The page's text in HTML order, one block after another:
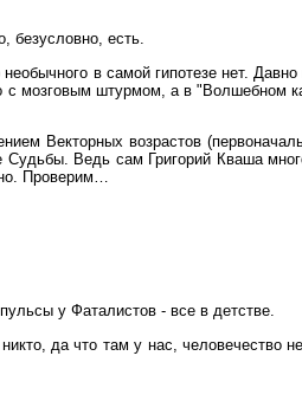
безусловно, есть.
в самой гипотезе нет.
с мозговым штурмом, а в "Волшебном
Векторных возрастов
Судьбы. Ведь сам Григорий Кваша
Проверим…
у Фаталистов - все в детстве.
да что там у нас, человечество